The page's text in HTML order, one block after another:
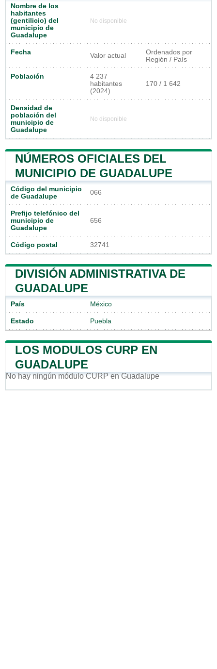
Nombre de los
habitantes
(gentilicio) del
municipio de
Guadalupe
No disponible
Fecha Valor actual
Ordenados por
Región / País
Población
4 237
habitantes
(2024)
170 / 1 642
Densidad de
población del
municipio de
Guadalupe
No disponible
NÚMEROS OFICIALES DEL
MUNICIPIO DE GUADALUPE
Código del municipio
de Guadalupe
066
Prefijo telefónico del
municipio de
Guadalupe
656
Código postal 32741
DIVISIÓN ADMINISTRATIVA DE
GUADALUPE
País México
Estado Puebla
LOS MODULOS CURP EN
GUADALUPE
No hay ningún módulo CURP en Guadalupe